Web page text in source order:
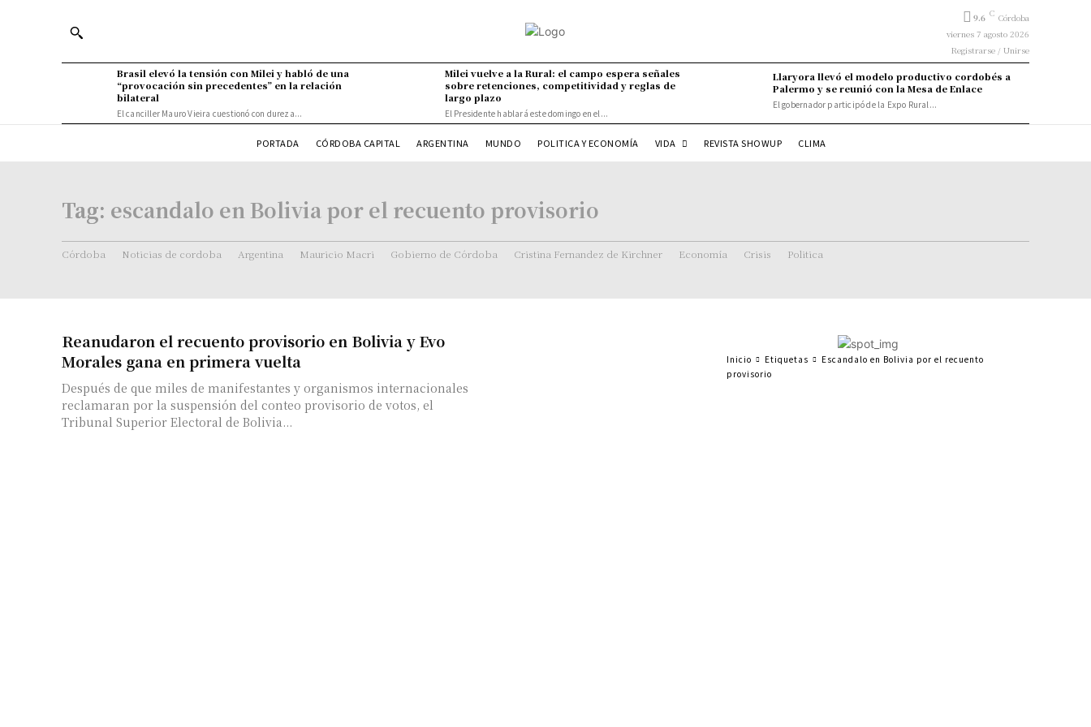
9.6 C Córdoba
viernes 7 agosto 2026
Registrarse / Unirse
Brasil elevó la tensión con Milei y habló de una
“provocación sin precedentes” en la relación
bilateral
El canciller Mauro Vieira cuestionó con dureza...
Milei vuelve a la Rural: el campo espera señales
sobre retenciones, competitividad y reglas de
largo plazo
El Presidente hablará este domingo en el...
Llaryora llevó el modelo productivo cordobés a
Palermo y se reunió con la Mesa de Enlace
El gobernador participó de la Expo Rural...
PORTADA CÓRDOBA CAPITAL ARGENTINA MUNDO POLITICA Y ECONOMÍA VIDA REVISTA SHOWUP CLIMA
Tag: escandalo en Bolivia por el recuento provisorio
Córdoba Noticias de cordoba Argentina Mauricio Macri Gobierno de Córdoba Cristina Fernandez de Kirchner Economía Crisis Politica
Reanudaron el recuento provisorio en Bolivia y Evo
Morales gana en primera vuelta
Después de que miles de manifestantes y organismos internacionales
reclamaran por la suspensión del conteo provisorio de votos, el
Tribunal Superior Electoral de Bolivia...
Inicio Etiquetas
Escandalo en Bolivia por el recuento
provisorio